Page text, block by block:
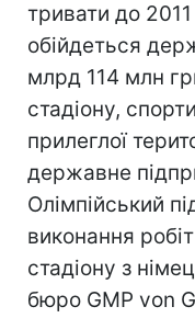
тривати до
обійдеться
млрд 114 млн
стадіону,
прилеглої
державне
Олімпійський
виконання
стадіону з
бюро GMP von